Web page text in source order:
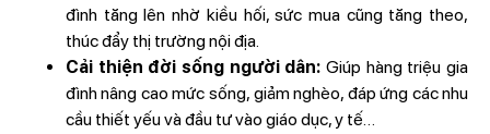
đình tăng lên nhờ kiều hối, sức mua cũng tăng theo,
thúc đẩy thị trường nội địa.
Cải thiện đời sống người dân: Giúp hàng triệu gia
đình nâng cao mức sống, giảm nghèo, đáp ứng các nhu
cầu thiết yếu và đầu tư vào giáo dục, y tế…